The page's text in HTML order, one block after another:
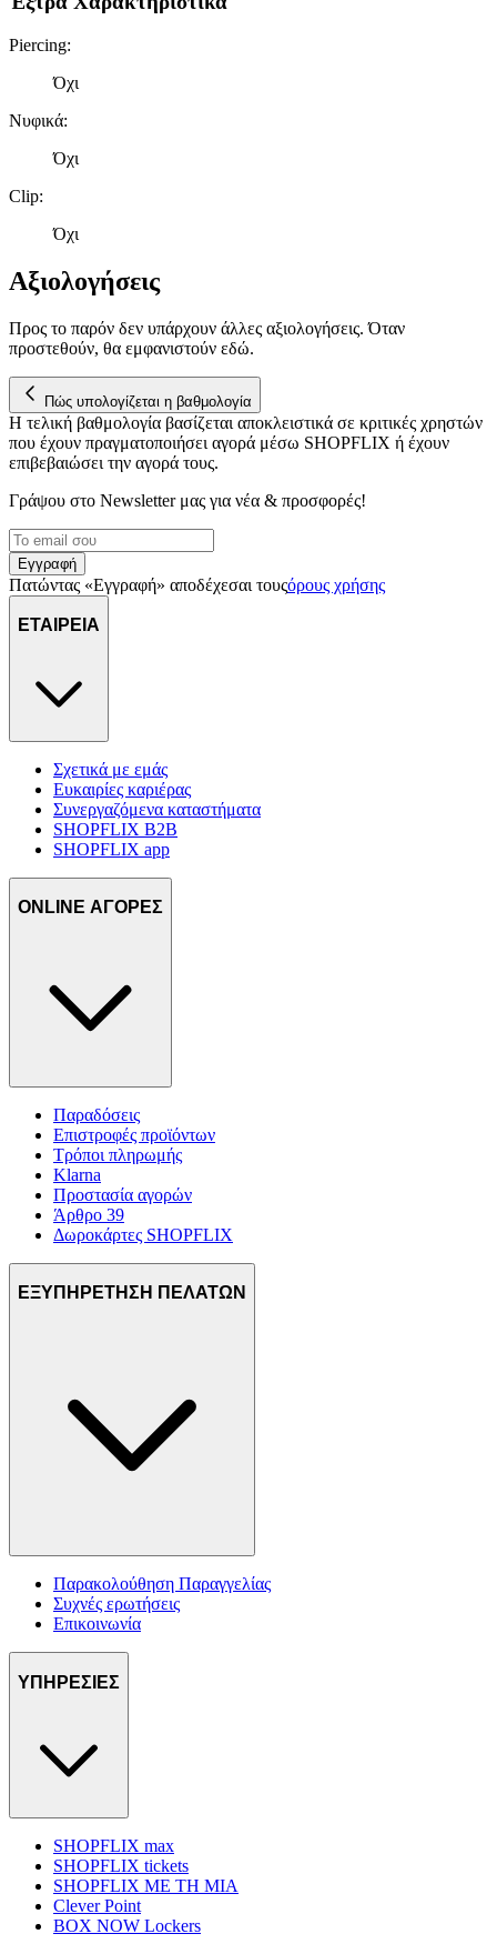
Piercing:
Όχι
Νυφικά:
Όχι
Clip:
Όχι
Αξιολογήσεις
Προς το παρόν δεν υπάρχουν άλλες αξιολογήσεις. Όταν
προστεθούν, θα εμφανιστούν εδώ.
Πώς υπολογίζεται η βαθμολογία
Η τελική βαθμολογία βασίζεται αποκλειστικά σε κριτικές χρηστών
που έχουν πραγματοποιήσει αγορά μέσω SHOPFLIX ή έχουν
επιβεβαιώσει την αγορά τους.
Γράψου στο Νewsletter μας για νέα & προσφορές!
Εγγραφή
Πατώντας «Εγγραφή» αποδέχεσαι τουςόρους χρήσης
ΕΤΑΙΡΕΙΑ
Σχετικά με εμάς
Ευκαιρίες καριέρας
Συνεργαζόμενα καταστήματα
SHOPFLIX B2B
SHOPFLIX app
ONLINE ΑΓΟΡΕΣ
Παραδόσεις
Επιστροφές προϊόντων
Τρόποι πληρωμής
Klarna
Προστασία αγορών
Άρθρο 39
Δωροκάρτες SHOPFLIX
ΕΞΥΠΗΡΕΤΗΣΗ ΠΕΛΑΤΩΝ
Παρακολούθηση Παραγγελίας
Συχνές ερωτήσεις
Επικοινωνία
ΥΠΗΡΕΣΙΕΣ
SHOPFLIX max
SHOPFLIX tickets
SHOPFLIX ΜΕ ΤΗ ΜΙΑ
Clever Point
BOX NOW Lockers